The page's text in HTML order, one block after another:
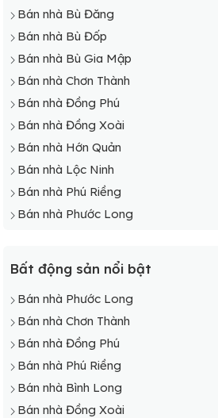
Bán nhà Bù Đăng
Bán nhà Bù Đốp
Bán nhà Bù Gia Mập
Bán nhà Chơn Thành
Bán nhà Đồng Phú
Bán nhà Đồng Xoài
Bán nhà Hớn Quản
Bán nhà Lộc Ninh
Bán nhà Phú Riềng
Bán nhà Phước Long
Bất động sản nổi bật
Bán nhà Phước Long
Bán nhà Chơn Thành
Bán nhà Đồng Phú
Bán nhà Phú Riềng
Bán nhà Bình Long
Bán nhà Đồng Xoài